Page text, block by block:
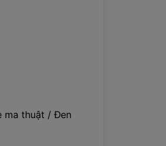
ma thuật / Đen